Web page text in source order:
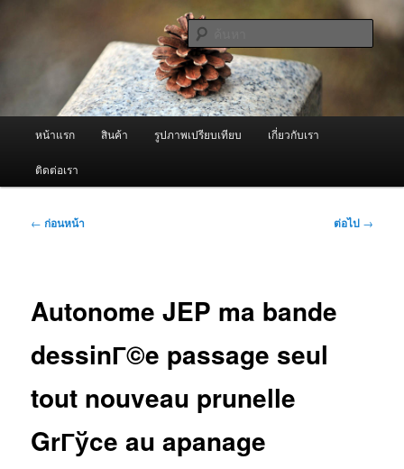
ผู้นำเข้าเครื่องพ่นหมอกควัน Best
Fogger / Fogger One และ อะไหล่
จำหน่ายเครื่องพ่นหมอกควัน คุณภาพดี บริการด้วยความจริงใจ
ค้นหา
หน้าแรก สินค้า รูปภาพเปรียบเทียบ เกี่ยวกับเรา
ติดต่อเรา
เมนู
← ก่อนหน้า ต่อไป →
Autonome JEP ma bande
dessinГ©e passage seul
tout nouveau prunelle
GrГўce au apanage